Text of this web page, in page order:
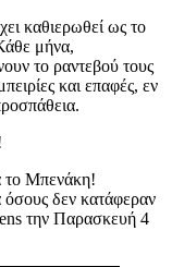
καθιερωθεί ως το
μήνα,
το ραντεβού τους
και επαφές, εν
το Μπενάκη!
όσους δεν κατάφεραν
την Παρασκευή 4